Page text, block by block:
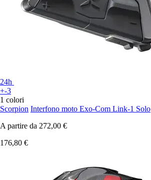
24h
+-3
1 colori
Scorpion Interfono moto Exo-Com Link-1 Solo
A partire da 272,00 €
176,80 €